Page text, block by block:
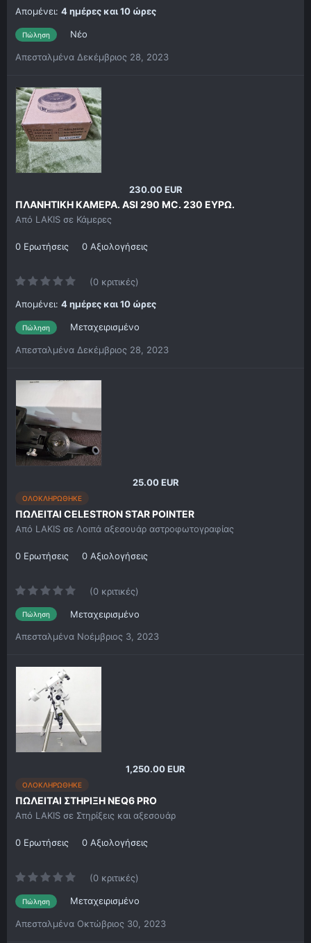
Απομένει: 4 ημέρες και 10 ώρες
Πώληση Νέο
Απεσταλμένα Δεκέμβριος 28, 2023
230.00 EUR
ΠΛΑΝΗΤΙΚΗ ΚΑΜΕΡΑ. ASI 290 MC. 230 ΕΥΡΩ.
Από LAKIS σε Κάμερες
0 Ερωτήσεις 0 Αξιολογήσεις
(0 κριτικές)
Απομένει: 4 ημέρες και 10 ώρες
Πώληση Μεταχειρισμένο
Απεσταλμένα Δεκέμβριος 28, 2023
25.00 EUR
ΟΛΟΚΛΗΡΩΘΗΚΕ
ΠΩΛΕΙΤΑΙ CELESTRON STAR POINTER
Από LAKIS σε Λοιπά αξεσουάρ αστροφωτογραφίας
0 Ερωτήσεις 0 Αξιολογήσεις
(0 κριτικές)
Πώληση Μεταχειρισμένο
Απεσταλμένα Νοέμβριος 3, 2023
1,250.00 EUR
ΟΛΟΚΛΗΡΩΘΗΚΕ
ΠΩΛΕΙΤΑΙ ΣΤΗΡΙΞΗ NEQ6 PRO
Από LAKIS σε Στηρίξεις και αξεσουάρ
0 Ερωτήσεις 0 Αξιολογήσεις
(0 κριτικές)
Πώληση Μεταχειρισμένο
Απεσταλμένα Οκτώβριος 30, 2023